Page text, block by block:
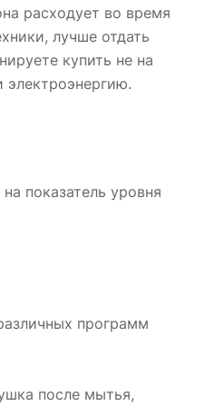
расходует во время
лучше отдать
купить не на
электроэнергию.
показатель уровня
программ
после мытья,